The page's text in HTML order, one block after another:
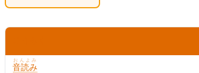
音読み
おんよみ